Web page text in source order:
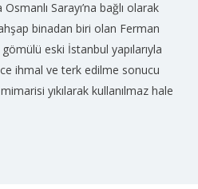
Sarayı’na bağlı olarak
binadan biri olan Ferman
eski İstanbul yapılarıyla
ihmal ve terk edilme sonucu
yıkılarak kullanılmaz hale